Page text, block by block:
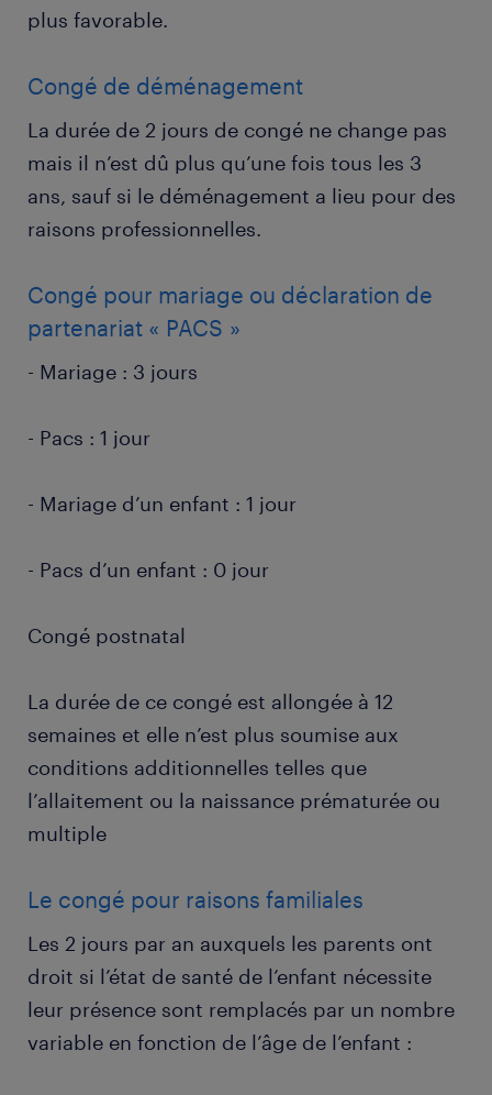
plus favorable.
Congé de déménagement
La durée de 2 jours de congé ne change pas
mais il n’est dû plus qu’une fois tous les 3
ans, sauf si le déménagement a lieu pour des
raisons professionnelles.
Congé pour mariage ou déclaration de
partenariat « PACS »
- Mariage : 3 jours
- Pacs : 1 jour
- Mariage d’un enfant : 1 jour
- Pacs d’un enfant : 0 jour
Congé postnatal
La durée de ce congé est allongée à 12
semaines et elle n’est plus soumise aux
conditions additionnelles telles que
l’allaitement ou la naissance prématurée ou
multiple
Le congé pour raisons familiales
Les 2 jours par an auxquels les parents ont
droit si l’état de santé de l’enfant nécessite
leur présence sont remplacés par un nombre
variable en fonction de l’âge de l’enfant :